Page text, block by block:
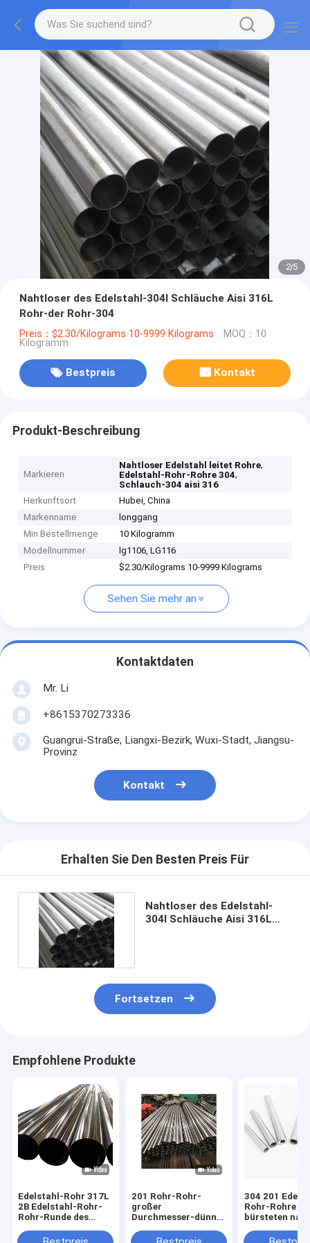
2/5
Nahtloser des Edelstahl-304l Schläuche Aisi 316L
Rohr-der Rohr-304
Preis：$2.30/Kilograms 10-9999 Kilograms MOQ：10
Kilogramm
Bestpreis Kontakt
Produkt-Beschreibung
Markieren
Nahtloser Edelstahl leitet Rohre,
Edelstahl-Rohr-Rohre 304,
Schlauch-304 aisi 316
Herkunftsort
Hubei, China
Markenname
longgang
Min Bestellmenge
10 Kilogramm
Modellnummer
lg1106, LG116
Preis
$2.30/Kilograms 10-9999 Kilograms
Sehen Sie mehr an
Kontaktdaten
Mr. Li
+8615370273336
Guangrui-Straße, Liangxi-Bezirk, Wuxi-Stadt, Jiangsu-
Provinz
Kontakt
Erhalten Sie Den Besten Preis Für
Nahtloser des Edelstahl-
304l Schläuche Aisi 316L
Fortsetzen
Empfohlene Produkte
Edelstahl-Rohr 317L
2B Edelstahl-Rohr-
Rohr-Runde des
0.5mm-2mm säumte
201 Rohr-Rohr-
großer
Durchmesser-dünner
Schläuche 304 des
304 201
Rohr-Rohre
bürsteten